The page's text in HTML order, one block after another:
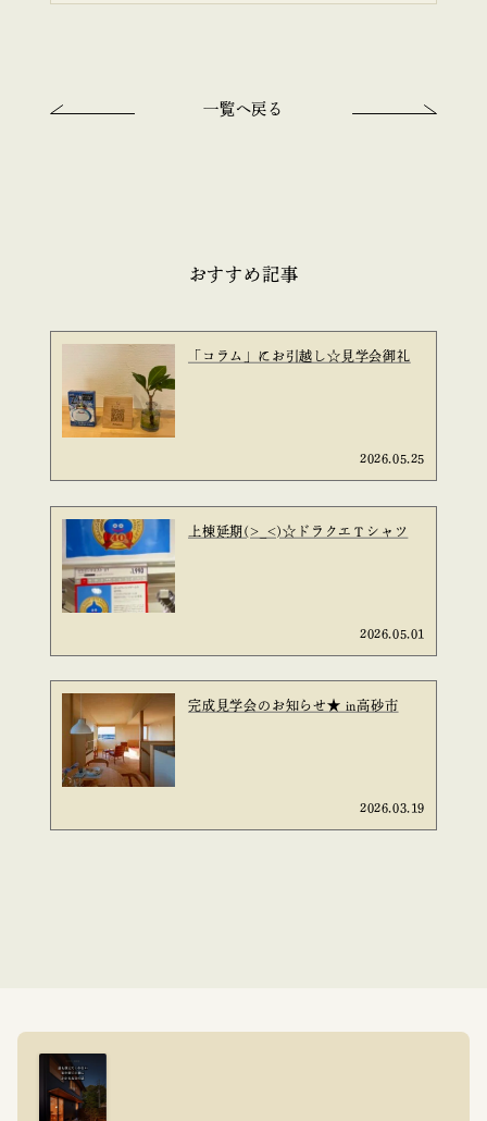
一覧へ戻る
おすすめ記事
「コラム」にお引越し☆見学会御礼
2026.05.25
上棟延期(>_<)☆ドラクエＴシャツ
2026.05.01
完成見学会のお知らせ★ in高砂市
2026.03.19